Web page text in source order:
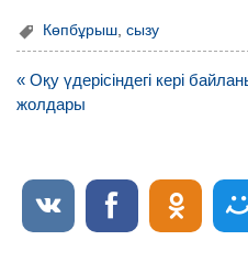
Көпбұрыш ,сызу
Навигация
по
« Оқу үдерісіндегі кері
жолдары